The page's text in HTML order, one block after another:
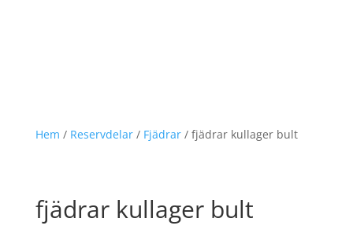
Hem / Reservdelar/ Fjädrar/ fjädrar kullager bult
fjädrar kullager bult